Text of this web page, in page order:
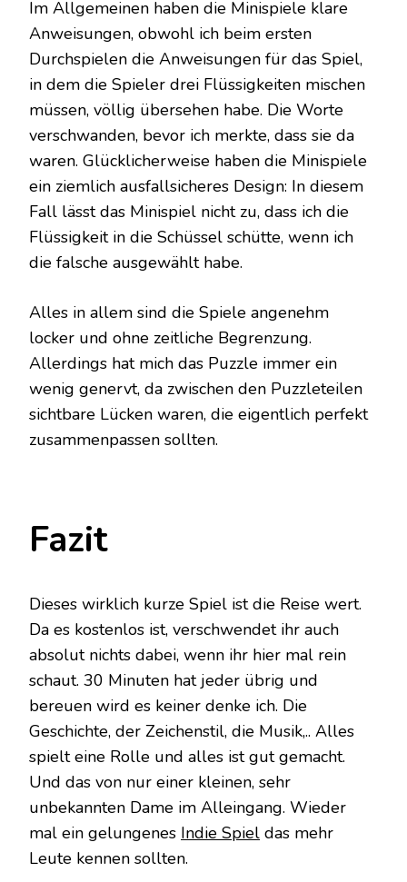
Im Allgemeinen haben die Minispiele klare
Anweisungen, obwohl ich beim ersten
Durchspielen die Anweisungen für das Spiel,
in dem die Spieler drei Flüssigkeiten mischen
müssen, völlig übersehen habe. Die Worte
verschwanden, bevor ich merkte, dass sie da
waren. Glücklicherweise haben die Minispiele
ein ziemlich ausfallsicheres Design: In diesem
Fall lässt das Minispiel nicht zu, dass ich die
Flüssigkeit in die Schüssel schütte, wenn ich
die falsche ausgewählt habe.
Alles in allem sind die Spiele angenehm
locker und ohne zeitliche Begrenzung.
Allerdings hat mich das Puzzle immer ein
wenig genervt, da zwischen den Puzzleteilen
sichtbare Lücken waren, die eigentlich perfekt
zusammenpassen sollten.
Fazit
Dieses wirklich kurze Spiel ist die Reise wert.
Da es kostenlos ist, verschwendet ihr auch
absolut nichts dabei, wenn ihr hier mal rein
schaut. 30 Minuten hat jeder übrig und
bereuen wird es keiner denke ich. Die
Geschichte, der Zeichenstil, die Musik,.. Alles
spielt eine Rolle und alles ist gut gemacht.
Und das von nur einer kleinen, sehr
unbekannten Dame im Alleingang. Wieder
mal ein gelungenes Indie Spiel das mehr
Leute kennen sollten.